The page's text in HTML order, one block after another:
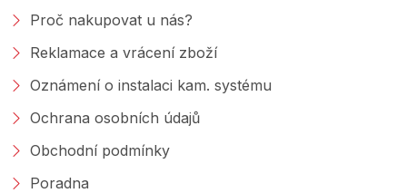
Proč nakupovat u nás?
Reklamace a vrácení zboží
Oznámení o instalaci kam. systému
Ochrana osobních údajů
Obchodní podmínky
Poradna